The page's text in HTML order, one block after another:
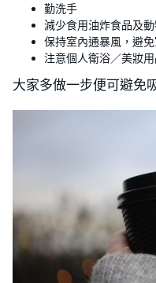
勤洗手
減少食用油炸食品及
保持室內通暴風，避
注意個人衛浴／美妝
大家多做一步便可避免